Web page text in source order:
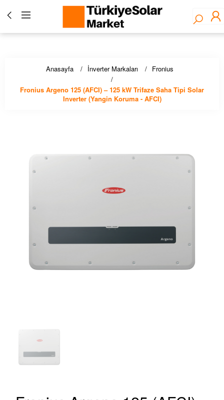
Türkiye Solar Market - Fronius Yetkili Bayisi ☀️ Solar
Panel, İnverter, Lityum Pil, EV Şarj Çözümleri - Stoktan
Hızlı Teslimat!
Anasayfa İnverter Markaları Fronius
Fronius Argeno 125 (AFCI) – 125 kW Trifaze Saha Tipi Solar
Inverter (Yangin Koruma - AFCI)